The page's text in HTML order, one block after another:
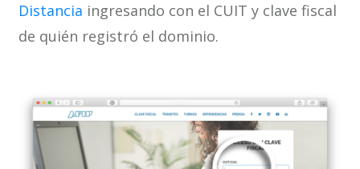
Distancia ingresando con el CUIT y clave fiscal
de quién registró el dominio.